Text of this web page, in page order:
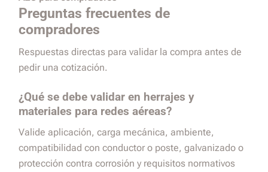
Preguntas frecuentes de
compradores
Respuestas directas para validar la compra antes de
pedir una cotización.
¿Qué se debe validar en herrajes y
materiales para redes aéreas?
Valide aplicación, carga mecánica, ambiente,
compatibilidad con conductor o poste, galvanizado o
protección contra corrosión y requisitos normativos